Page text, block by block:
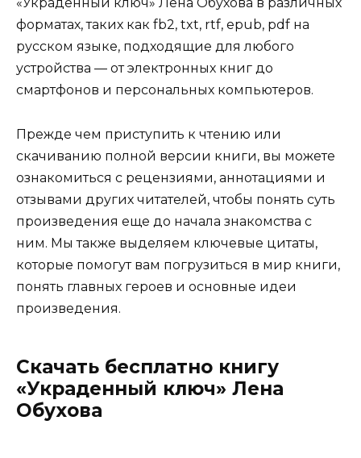
«Украденный ключ» Лена Обухова в различных
форматах, таких как fb2, txt, rtf, epub, pdf на
русском языке, подходящие для любого
устройства — от электронных книг до
смартфонов и персональных компьютеров.
Прежде чем приступить к чтению или
скачиванию полной версии книги, вы можете
ознакомиться с рецензиями, аннотациями и
отзывами других читателей, чтобы понять суть
произведения еще до начала знакомства с
ним. Мы также выделяем ключевые цитаты,
которые помогут вам погрузиться в мир книги,
понять главных героев и основные идеи
произведения.
Скачать бесплатно книгу
«Украденный ключ» Лена
Обухова